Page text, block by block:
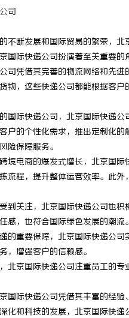
司
不断发展和国际贸易的繁荣，
国际快递公司扮演着至关重要的
司凭借其完善的物流网络和先
物，这些快递公司都能根据客
国际快递公司，北京国际快递
户的个性化需求，推出定制化
险保障服务。
境电商的爆发式增长，北京国际
流程，提升整体运营效率。此
到关注，北京国际快递公司也
感，也符合国际绿色发展的潮流。
的重要保障，北京国际快递公
，增强客户的信赖感。
北京国际快递公司注重员工的
国际快递公司凭借其丰富的经
化和科技的发展，北京国际快递
如